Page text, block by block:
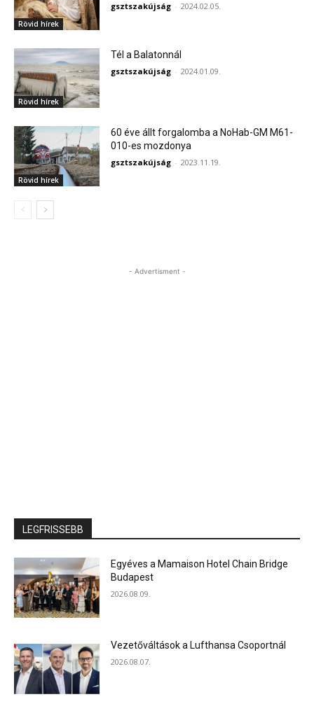
Rövid hírek
gsztszakújság - 2024.02.05.
Rövid hírek
Tél a Balatonnál
gsztszakújság - 2024.01.09.
Rövid hírek
60 éve állt forgalomba a NoHab-GM M61-
010-es mozdonya
gsztszakújság - 2023.11.19.
- Advertisment -
LEGFRISSEBB
Egyéves a Mamaison Hotel Chain Bridge
Budapest
2026.08.09.
Vezetőváltások a Lufthansa Csoportnál
2026.08.07.